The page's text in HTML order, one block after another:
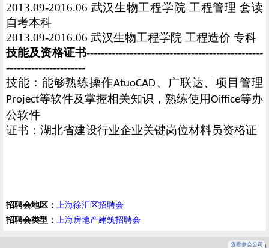
2013.09-2016.06 武汉生物工程学院 工程管理 套读
自考本科
2013.09-2016.06 武汉生物工程学院 工程造价 专科
技能及资格证书-------------------------------------------------
----------------------
技能：能够熟练操作AtuoCAD 、广联达、项目管理
Project等软件及掌握相关知识，熟练使用Oiffice等办
公软件
证书：湖北省建设行业企业关键岗位材料员资格证
招聘会地区： 上海徐汇区招聘会
招聘会类型： 上海房地产建筑招聘会
查看参会公司